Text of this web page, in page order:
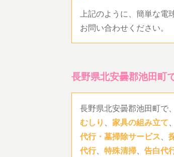
上記のように、簡単な電
お問い合わせください。
長野県北安曇郡池田町
長野県北安曇郡池田町で
むしり 、 家具の組み立て、
代行・墓掃除サービス、
代行、 特殊清掃、 告白代